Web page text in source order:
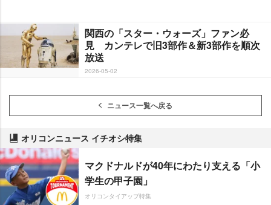
関西の「スター・ウォーズ」ファン必
見 カンテレで旧3部作＆新3部作を順次
放送
2026-05-02
ニュース一覧へ戻る
オリコンニュース イチオシ特集
マクドナルドが40年にわたり支える「小
学生の甲子園」
オリコンタイアップ特集